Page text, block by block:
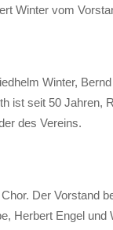
Winter vom
Winter,
ist seit 50 Jahren,
des Vereins.
Der Vorstand
Herbert Engel und